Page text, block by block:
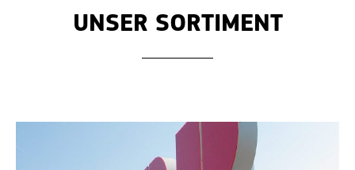
UNSER SORTIMENT